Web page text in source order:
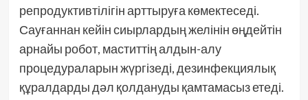
репродуктивтілігін арттыруға көмектеседі.
Сауғаннан кейін сиырлардың желінін өңдейтін
арнайы робот, маститтің алдын-алу
процедураларын жүргізеді, дезинфекциялық
құралдарды дәл қолдануды қамтамасыз етеді.